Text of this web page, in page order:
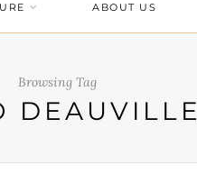
ABOUT US
Browsing Tag
DEAUVILLE